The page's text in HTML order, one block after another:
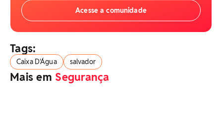
Acesse a comunidade
Tags:
Caixa D'Água salvador
Mais em Segurança